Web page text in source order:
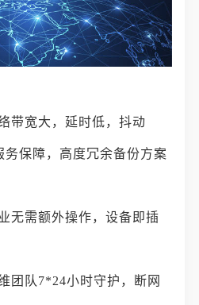
带宽大，延时低，抖动
保障，高度冗余备份方案
无需额外操作，设备即插
团队7*24小时守护，断网